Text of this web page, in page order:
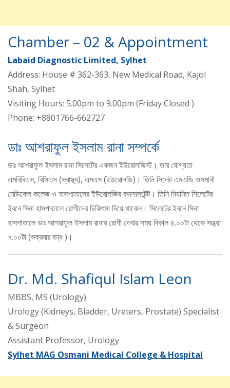
Chamber – 02 & Appointment
Labaid Diagnostic Limited, Sylhet
Address: House # 362-363, New Medical Road, Kajol
Shah, Sylhet
Visiting Hours: 5.00pm to 9.00pm (Friday Closed )
Phone: +8801766-662727
ডাঃ আশরাফুল ইসলাম রানা সম্পর্কে
ডাঃ আশরাফুল ইসলাম রানা সিলেটের একজন ইউরোলজিস্ট। তার যোগ্যতা
এমবিবিএস, বিসিএস (স্বাস্থ্য), এমএস (ইউরোলজি)। তিনি সিলেট এমএজি ওসমানী
মেডিকেল কলেজ ও হাসপাতালের ইউরোলজির কনসালটেন্ট। তিনি নিয়মিত সিলেটের
ইবনে সিনা হাসপাতালে রোগীদের চিকিৎসা দিয়ে থাকেন। সিলেটের ইবনে সিনা
হাসপাতালে ডাঃ আশরাফুল ইসলাম রানার রোগী দেখার সময় বিকাল ৪.০০টা থেকে সন্ধ্যা
৭.০০টা (শুক্রবার বন্ধ )।
Dr. Md. Shafiqul Islam Leon
MBBS, MS (Urology)
Urology (Kidneys, Bladder, Ureters, Prostate) Specialist
& Surgeon
Assistant Professor, Urology
Sylhet MAG Osmani Medical College & Hospital